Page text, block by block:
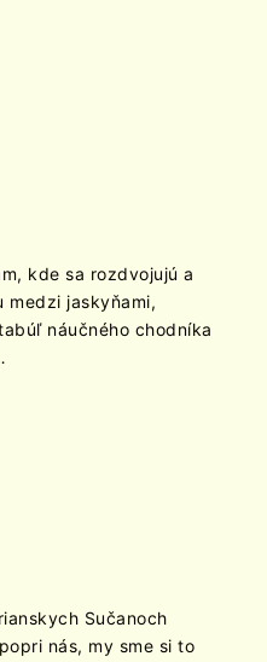
kde sa rozdvojujú a
medzi jaskyňami,
náučného chodníka
Sučanoch
nás, my sme si to